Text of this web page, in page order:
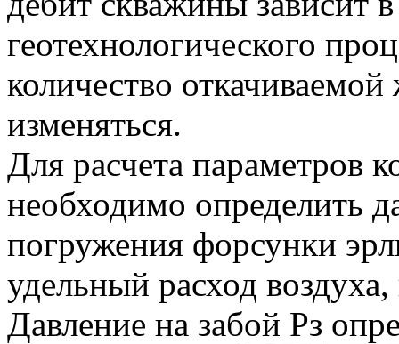
геотехнологического
количество
изменяться.
Для расчета параметров
необходимо определить
погружения форсунки
удельный расход
Давление на забой Рз